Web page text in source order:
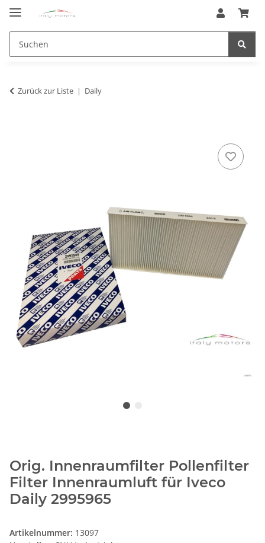
Zurück zur Liste Daily
Orig. Innenraumfilter Pollenfilter
Filter Innenraumluft für Iveco
Daily 2995965
Artikelnummer: 13097